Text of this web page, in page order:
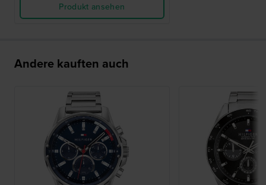
Produkt ansehen
Andere kauften auch